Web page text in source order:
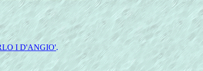
I D'ANGIO'.